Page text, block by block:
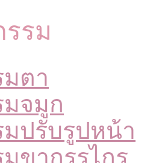
รม
ตา
มจมูก
มปรับรูปหน้า
ขากรรไกร